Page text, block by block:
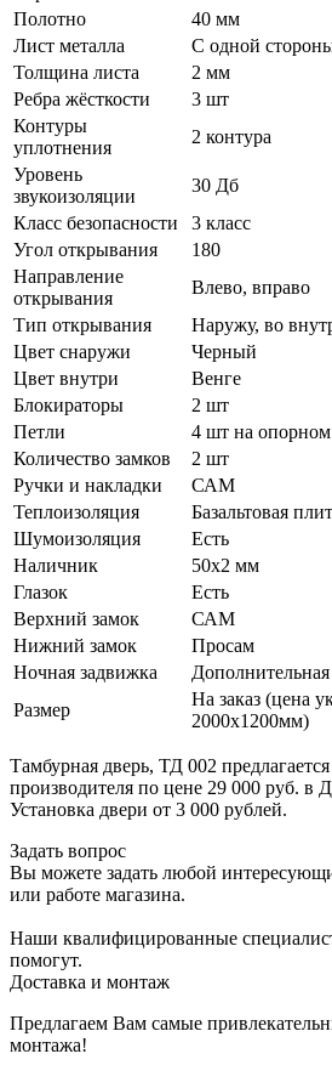
Полотно
40 мм
Лист металла
С одной
Толщина листа
2 мм
Ребра жёсткости
3 шт
Контуры
уплотнения
2 контура
Уровень
звукоизоляции
30 Дб
Класс безопасности
3 класс
Угол открывания
180
Направление
открывания
Влево, вправо
Тип открывания
Наружу, во
Цвет снаружи
Черный
Цвет внутри
Венге
Блокираторы
2 шт
Петли
4 шт на
Количество замков
2 шт
Ручки и накладки
САМ
Теплоизоляция
Базальтовая
Шумоизоляция
Есть
Наличник
50х2 мм
Глазок
Есть
Верхний замок
САМ
Нижний замок
Просам
Ночная задвижка
Размер
На заказ (цена
2000х1200мм)
Тамбурная дверь, ТД 002
производителя по цене 29 000 руб. в
Установка двери от 3 000 рублей.
Задать вопрос
Вы можете задать любой
или работе магазина.
Наши квалифицированные
помогут.
Доставка и монтаж
Предлагаем Вам самые
монтажа!